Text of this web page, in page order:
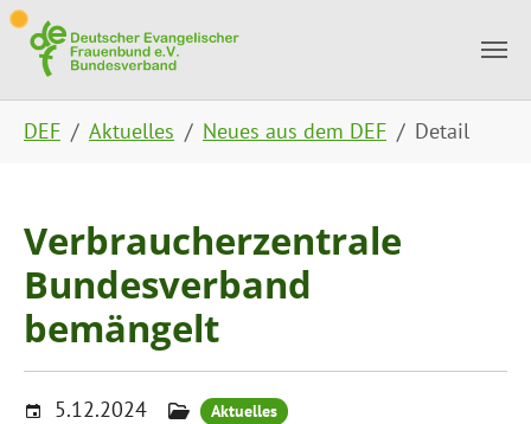
Skip to main content
Skip to page footer
DEF Aktuelles Neues aus dem DEF Detail
Verbraucherzentrale
Bundesverband
bemängelt
5.12.2024 Aktuelles